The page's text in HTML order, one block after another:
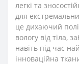
легкі та
для
це дихаючий
вологу від тіла,
навіть під час
інноваційна